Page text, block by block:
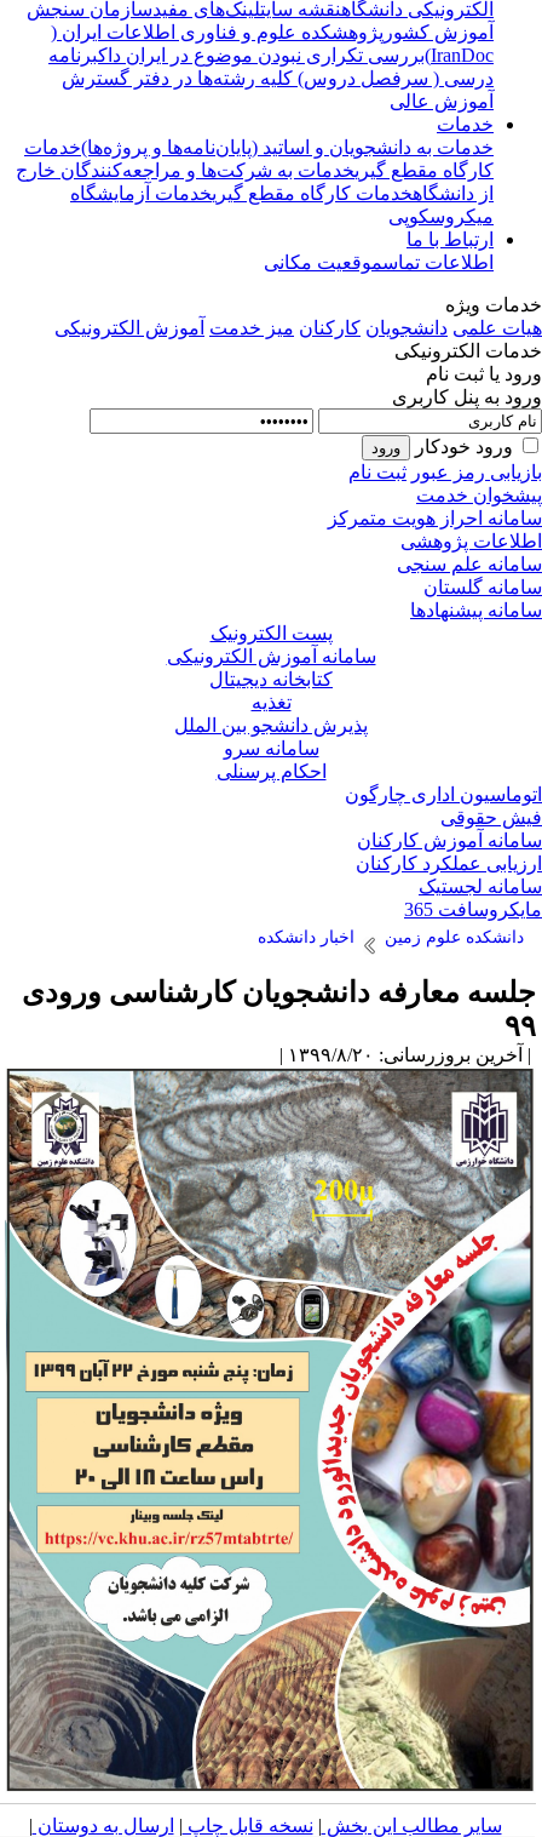
الکترونیکی دانشگاهنقشه سایتلینک‌های مفیدسازمان سنجش
آموزش کشورپژوهشکده علوم و فناوری اطلاعات ایران (
IranDoc) بررسی تکراری نبودن موضوع در ایران داک برنامه
درسی ( سرفصل دروس) کلیه رشته‌ها در دفتر گسترش
آموزش عالی
خدمات
خدمات به دانشجویان و اساتید (پایان‌نامه‌ها و پروژه‌ها)خدمات
کارگاه مقطع گیریخدمات به شرکت‌ها و مراجعه‌کنندگان خارج
از دانشگاهخدمات کارگاه مقطع گیریخدمات آزمایشگاه
میکروسکوپی
ارتباط با ما
اطلاعات تماسموقعیت مکانی
ویژه
علمی دانشجویان کارکنان میز خدمت آموزش الکترونیکی
الکترونیکی
یا ثبت نام
به پنل کاربری
ورود خودکار
رمز عبور ثبت نام
خدمت
احراز هویت متمرکز
پژوهشی
علم سنجی
گلستان
پیشنهادها
پست الکترونیک
سامانه آموزش الکترونیکی
کتابخانه دیجیتال
تغذیه
پذیرش دانشجو بین الملل
سامانه سرو
احکام پرسنلی
اداری چارگون
حقوقی
آموزش کارکنان
عملکرد کارکنان
لجستیک
365
دانشکده علوم زمین اخبار دانشکده
معارفه دانشجویان کارشناسی ورودی
بروزرسانی: ۱۳۹۹/۸/۲۰ |
سایر مطالب این بخش | نسخه قابل چاپ| ارسال به دوستان|